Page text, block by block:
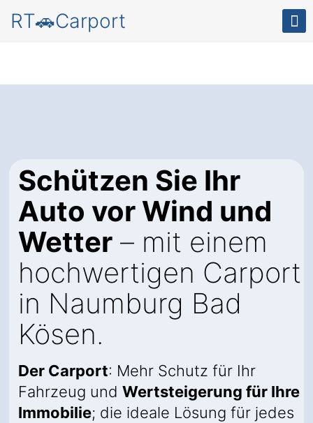
RT🚗Carport
Schützen Sie Ihr
Auto vor Wind und
Wetter – mit einem
hochwertigen Carport
in Naumburg Bad
Kösen.
Der Carport: Mehr Schutz für Ihr
Fahrzeug und Wertsteigerung für Ihre
Immobilie; die ideale Lösung für jedes